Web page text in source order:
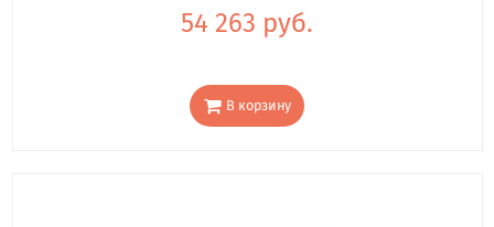
54 263 руб.
В корзину